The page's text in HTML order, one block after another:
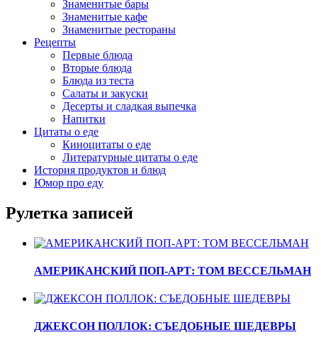
Знаменитые бары
Знаменитые кафе
Знаменитые рестораны
Рецепты
Первые блюда
Вторые блюда
Блюда из теста
Салаты и закуски
Десерты и сладкая выпечка
Напитки
Цитаты о еде
Киноцитаты о еде
Литературные цитаты o еде
История продуктов и блюд
Юмор про еду
Рулетка записей
АМЕРИКАНСКИЙ ПОП-АРТ: ТОМ ВЕССЕЛЬМАН
ДЖЕКСОН ПОЛЛОК: СЪЕДОБНЫЕ ШЕДЕВРЫ